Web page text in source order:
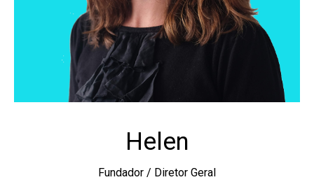
Helen
Fundador / Diretor Geral